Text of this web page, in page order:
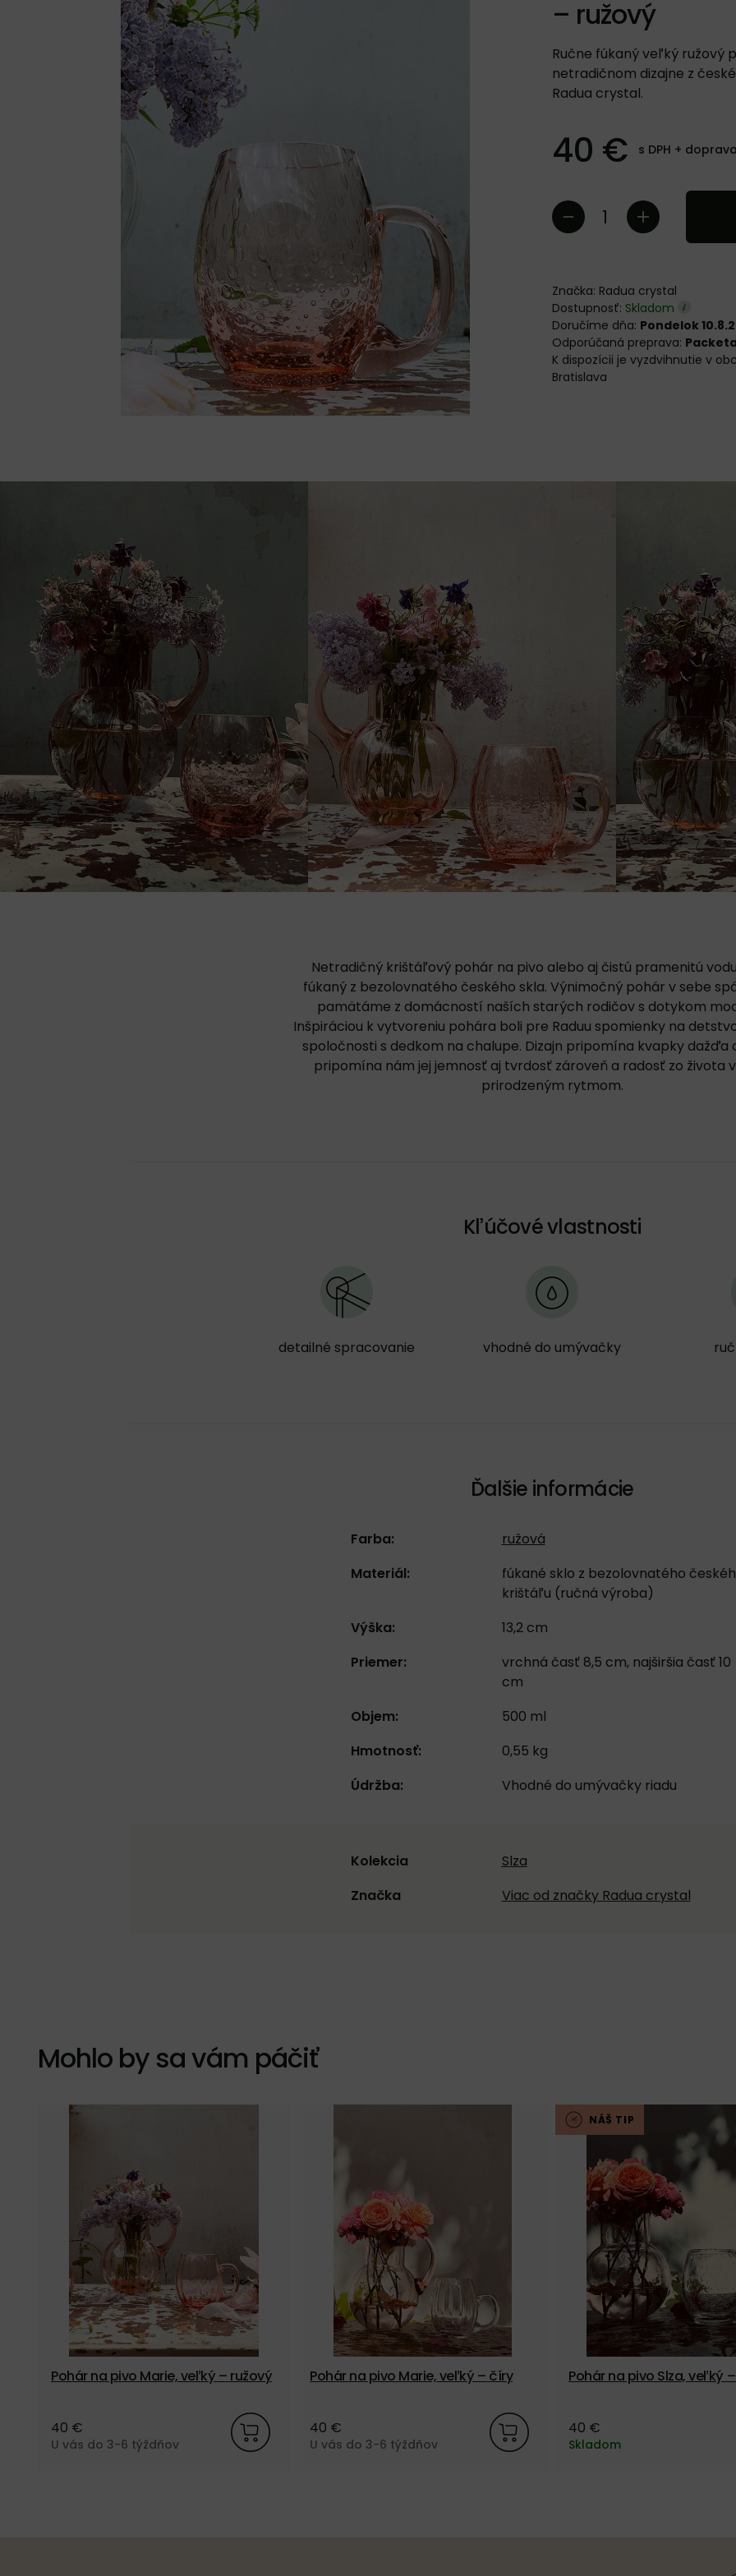
– ružový
Ručne fúkaný veľký ružový
netradičnom dizajne z
Radua crystal.
40 € s DPH +
Značka: Radua crystal
Dostupnosť: Skladom
Doručíme dňa: Pondelok
Bratislava
Netradičný krištáľový pohár na pivo alebo aj čistú pramenitú
fúkaný z bezolovnatého českého skla. Výnimočný pohár v sebe
pamätáme z domácností naších starých rodičov s dotykom
Inšpiráciou k vytvoreniu pohára boli pre Raduu spomienky na
spoločnosti s dedkom na chalupe. Dizajn pripomína kvapky dažďa
pripomína nám jej jemnosť aj tvrdosť zároveň a radosť zo života
prirodzeným rytmom.
Kľúčové vlastnosti
detailné spracovanie vhodné do umývačky
Ďalšie informácie
Farba:
ružová
Materiál:
fúkané sklo z bezolovnatého
krištáľu (ručná výroba)
Výška:
13,2 cm
Priemer:
vrchná časť 8,5 cm, najširšia časť 10
cm
Objem:
500 ml
Hmotnosť:
0,55 kg
Údržba:
Vhodné do umývačky riadu
Kolekcia
Slza
Značka
Viac od značky Radua crystal
Mohlo by sa vám páčiť
Pohár na pivo Marie, veľký – ružový
40 €
U vás do 3-6 týždňov
Pohár na pivo Marie, veľký – číry
40 €
U vás do 3-6 týždňov
NÁŠ TIP
Pohár na pivo Slza, veľký
40 €
Skladom